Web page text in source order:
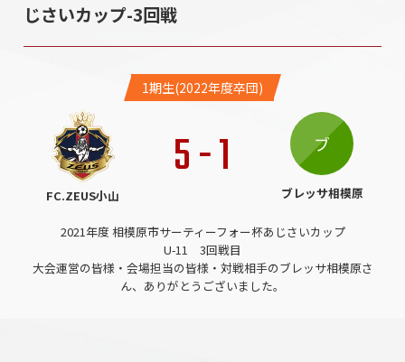
じさいカップ-3回戦
1期生(2022年度卒団)
FC.ZEUS小山
5-1 ブ
ブレッサ相模原
2021年度 相模原市サーティーフォー杯あじさいカップ
U-11 3回戦目
大会運営の皆様・会場担当の皆様・対戦相手のブレッサ相模原さ
ん、ありがとうございました。